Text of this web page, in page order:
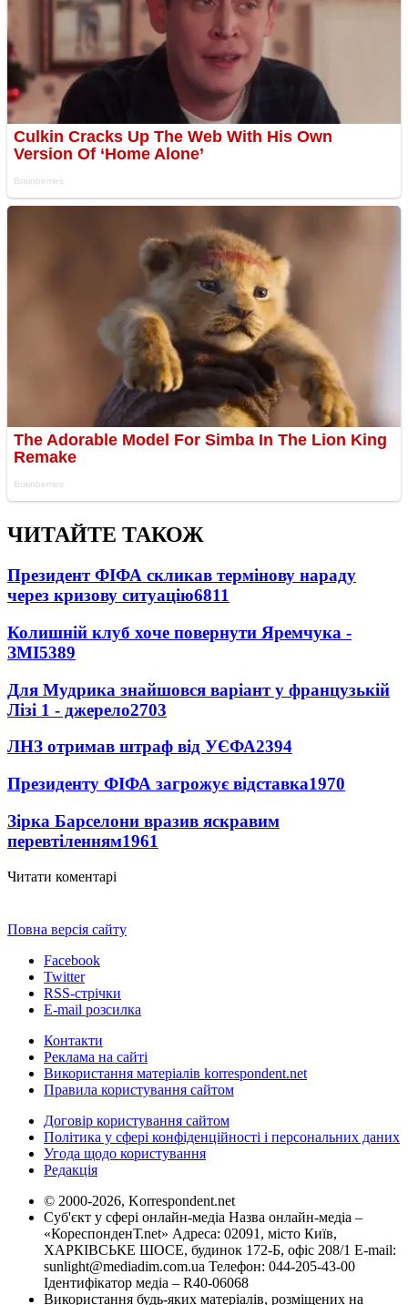
ЧИТАЙТЕ ТАКОЖ
Президент ФІФА скликав термінову нараду
через кризову ситуацію6811
Колишній клуб хоче повернути Яремчука -
ЗМІ5389
Для Мудрика знайшовся варіант у французькій
Лізі 1 - джерело2703
ЛНЗ отримав штраф від УЄФА2394
Президенту ФІФА загрожує відставка1970
Зірка Барселони вразив яскравим
перевтіленням1961
Читати коментарі
Повна версія сайту
Facebook
Twitter
RSS-стрічки
E-mail розсилка
Контакти
Реклама на сайті
Використання матеріалів korrespondent.net
Правила користування сайтом
Договір користування сайтом
Політика у сфері конфіденційності і персональних даних
Угода щодо користування
Редакція
© 2000-2026, Korrespondent.net
Суб'єкт у сфері онлайн-медіа Назва онлайн-медіа –
«КореспонденТ.net» Адреса: 02091, місто Київ,
ХАРКІВСЬКЕ ШОСЕ, будинок 172-Б, офіс 208/1 E-mail:
sunlight@mediadim.com.ua Телефон: 044-205-43-00
Ідентифікатор медіа – R40-06068
Використання будь-яких матеріалів, розміщених на